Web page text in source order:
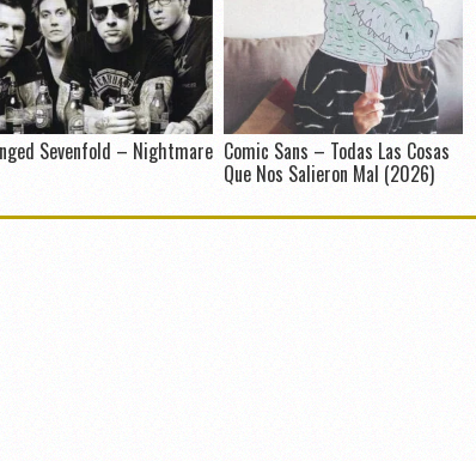
Sevenfold – Nightmare Comic Sans – Todas Las Cosas
Que Nos Salieron Mal (2026)